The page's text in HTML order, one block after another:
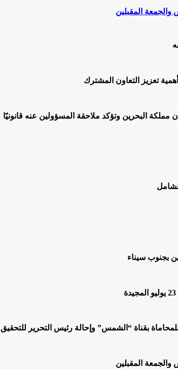
والجمعة المقبلين
تعزيز التعاون المشترك
مملكة البحرين وتؤكد ملاحقة المسؤولين عنه قانونيًا
بجنوب سيناء
بقناة “الشمس” وإحالة رئيس التحرير للتحقيق
والجمعة المقبلين